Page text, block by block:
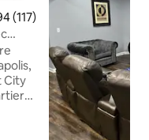
moyenne sur la
(117)
City